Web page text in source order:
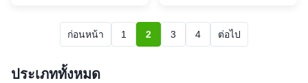
Front and Rear Projection
Gain 2.-2.4 Transmittance
78% Advantage See through
Certificate Fireproof Class B2
Front and Rear Projection
Gain 2.-2.4 Transmittance
78% Advantage See through
ก่อนหน้า 1 2 3 4 ต่อไป
ประเภททั้งหมด